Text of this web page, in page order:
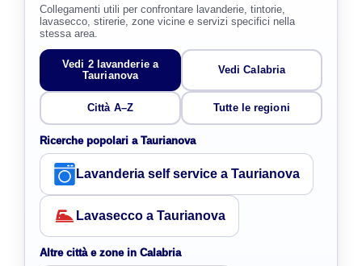
Collegamenti utili per confrontare lavanderie, tintorie,
lavasecco, stirerie, zone vicine e servizi specifici nella
stessa area.
Vedi 2 lavanderie a
Taurianova
Vedi Calabria
Città A–Z Tutte le regioni
Ricerche popolari a Taurianova
Lavanderia self service a Taurianova
Lavasecco a Taurianova
Altre città e zone in Calabria